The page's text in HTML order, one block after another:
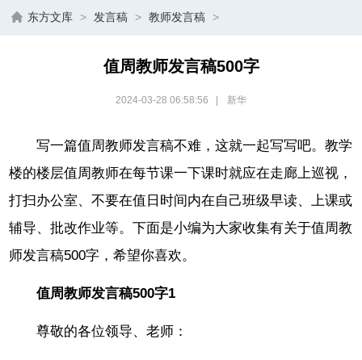
东方文库 > 发言稿 > 教师发言稿 >
值周教师发言稿500字
2024-03-28 06:58:56 新华
写一篇值周教师发言稿不难，这就一起写写吧。教学
楼的楼层值周教师在每节课一下课时就应在走廊上巡视，
打扫办公室、不要在值日时间内在自己班级早读、上课或
辅导、批改作业等。下面是小编为大家收集有关于值周教
师发言稿500字，希望你喜欢。
值周教师发言稿500字1
尊敬的各位领导、老师：